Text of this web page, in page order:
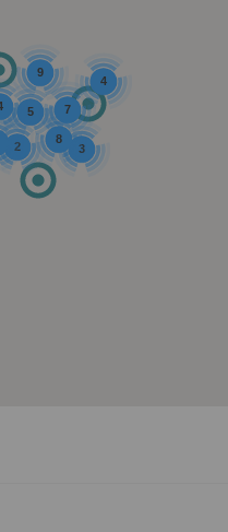
3
4
5
8
9
7
2